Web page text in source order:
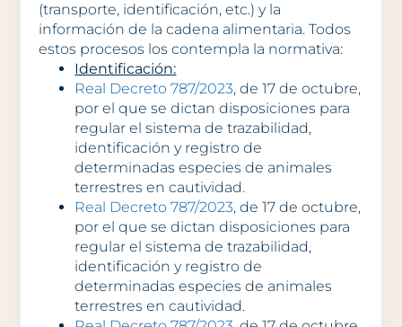
(transporte, identificación, etc.) y la
información de la cadena alimentaria. Todos
estos procesos los contempla la normativa:
Identificación:
Real Decreto 787/2023, de 17 de octubre,
por el que se dictan disposiciones para
regular el sistema de trazabilidad,
identificación y registro de
determinadas especies de animales
terrestres en cautividad.
Real Decreto 787/2023, de 17 de octubre,
por el que se dictan disposiciones para
regular el sistema de trazabilidad,
identificación y registro de
determinadas especies de animales
terrestres en cautividad.